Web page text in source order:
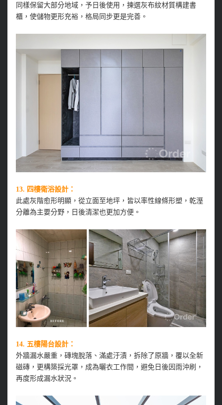
同樣保留大部分地域，予日後使用，揀選灰布紋材質構建書
櫃，使儲物更形充裕，格局同步更是完善。
13. 四樓衛浴設計：
此處灰階愈形明顯，從立面至地坪，皆以率性線條形塑，乾溼
分離為主要分野，日後清潔也更加方便。
14. 五樓陽台設計：
外牆漏水嚴重，磚塊脫落、滿處汙漬，拆除了原牆，覆以全新
磁磚，更構築採光罩，成為曬衣工作間，避免日後因雨沖刷，
再度形成漏水狀況。